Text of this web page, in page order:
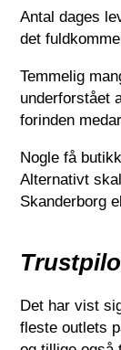
Antal dages
det
Temmelig
underforstået
forinden
Nogle få
Alternativt
Skanderborg
Det har vist
fleste outlets